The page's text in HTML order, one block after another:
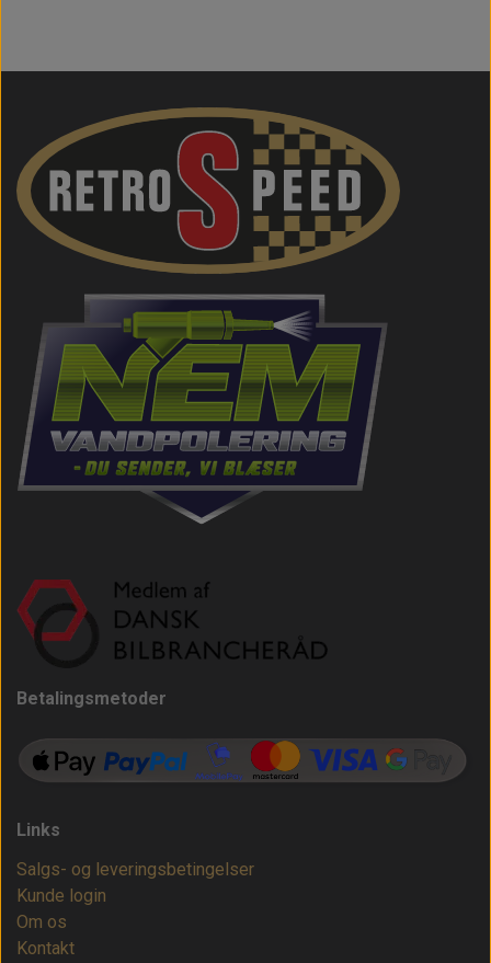
Betalingsmetoder
Links
Salgs- og leveringsbetingelser
Kunde login
Om os
Kontakt